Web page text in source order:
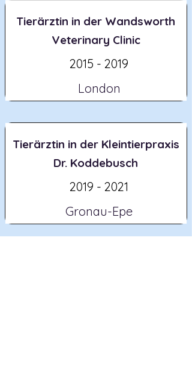
Tierärztin in der Wandsworth
Veterinary Clinic
2015 - 2019
London
Tierärztin in der Kleintierpraxis
Dr. Koddebusch
2019 - 2021
Gronau-Epe